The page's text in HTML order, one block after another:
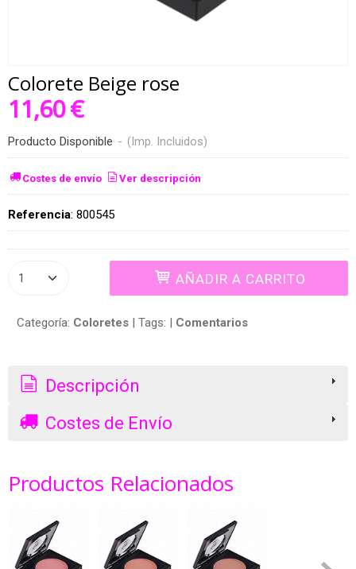
Colorete Beige rose
11,60 €
Producto Disponible - (Imp. Incluidos)
Costes de envío Ver descripción
Referencia: 800545
AÑADIR A CARRITO
Categoría: Coloretes | Tags: | Comentarios
Descripción
Costes de Envío
Productos Relacionados